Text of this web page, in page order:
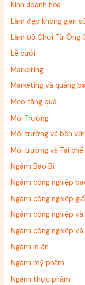
Kinh doanh hoa
Làm đẹp không gian
Làm Đồ Chơi Từ Ống
Lễ cưới
Marketing
Marketing và quảng
Mẹo tặng quà
Môi Trường
Môi trường và bền
Môi trường và Tái chế
Ngành Bao Bì
Ngành công nghiệp
Ngành công nghiệp
Ngành công nghiệp
Ngành công nghiệp
Ngành in ấn
Ngành mỹ phẩm
Ngành thực phẩm